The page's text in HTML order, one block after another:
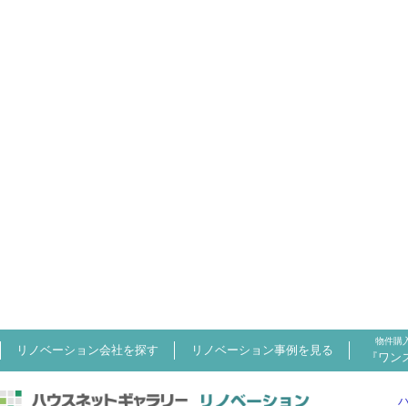
リノベーション会社を探す リノベーション事例を見る
物件購
『ワ